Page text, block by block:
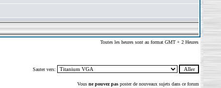
Toutes les heures sont au format GMT + 2 Heures
Sauter vers:
Vous ne pouvez pasposter de nouveaux sujets dans ce forum